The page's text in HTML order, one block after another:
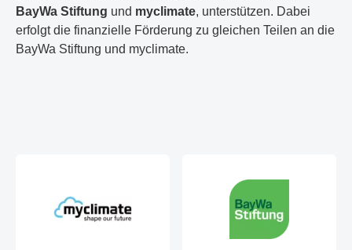
BayWa Stiftung und myclimate, unterstützen. Dabei
erfolgt die finanzielle Förderung zu gleichen Teilen an die
BayWa Stiftung und myclimate.